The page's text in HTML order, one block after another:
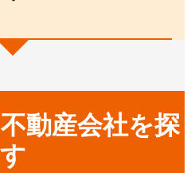
動産会社を探
す